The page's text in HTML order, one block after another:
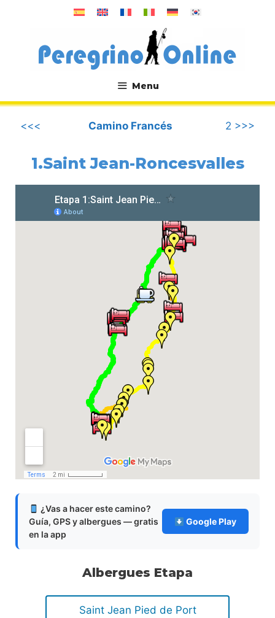
Menu
.
<<<
Camino Francés 2 >>>
1.Saint Jean-Roncesvalles
¿Vas a hacer este camino?
Guía, GPS y albergues — gratis
en la app
Google Play
Albergues Etapa
Saint Jean Pied de Port